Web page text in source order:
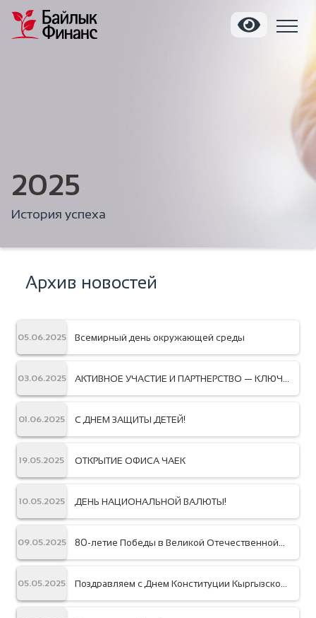
2025
История успеха
Архив новостей
05.06.2025 Всемирный день окружающей среды
03.06.2025
АКТИВНОЕ УЧАСТИЕ И ПАРТНЕРСТВО — КЛЮЧ К
01.06.2025 С ДНЕМ ЗАЩИТЫ ДЕТЕЙ!
19.05.2025 ОТКРЫТИЕ ОФИСА ЧАЕК
10.05.2025 ДЕНЬ НАЦИОНАЛЬНОЙ ВАЛЮТЫ!
09.05.2025
80-летие Победы в Великой Отечественной
05.05.2025
Поздравляем с Днем Конституции Кыргызской